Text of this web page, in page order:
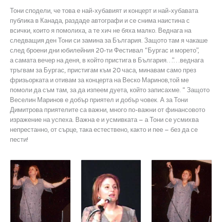
Тони сподели, че това е най-хубавият и концерт и най-хубавата
публика в Канада, раздаде автографи и се снима наистина с
всички, които я помолиха, а те хич не бяха малко. Веднага на
следващия ден Тони си замина за България. Защото там я чакаше
след броени дни юбилейния 20-ти Фестивал “Бургас и морето”,
а самата вечер на деня, в който пристига в България…”…веднага
тръгвам за Бургас, пристигам към 20 часа, минавам само през
фризьорката и отивам за концерта на Веско Маринов,той ме
помоли да съм там, за да изпеем дуета, който записахме. “ Защото
Веселин Маринов е добър приятел и добър човек. А за Тони
Димитрова приятелите са важни, много по-важни от финансовото
изражение на успеха. Важна е и усмивката – а Тони се усмихва
непрестанно, от сърце, така естествено, както и пее – без да се
пести!